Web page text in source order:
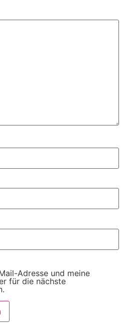
Adresse und meine
für die nächste